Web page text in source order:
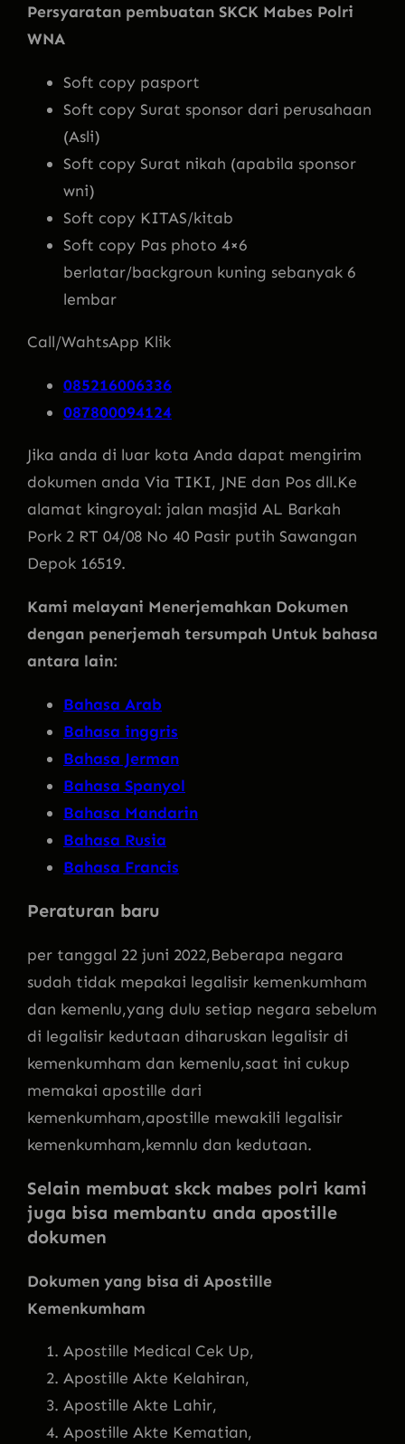
Persyaratan pembuatan SKCK Mabes Polri
WNA
Soft copy pasport
Soft copy Surat sponsor dari perusahaan
(Asli)
Soft copy Surat nikah (apabila sponsor
wni)
Soft copy KITAS/kitab
Soft copy Pas photo 4×6
berlatar/backgroun kuning sebanyak 6
lembar
Call/WahtsApp Klik
085216006336
087800094124
Jika anda di luar kota Anda dapat mengirim
dokumen anda Via TIKI, JNE dan Pos dll.Ke
alamat kingroyal: jalan masjid AL Barkah
Pork 2 RT 04/08 No 40 Pasir putih Sawangan
Depok 16519.
Kami melayani Menerjemahkan Dokumen
dengan penerjemah tersumpah Untuk bahasa
antara lain:
Bahasa Arab
Bahasa inggris
Bahasa Jerman
Bahasa Spanyol
Bahasa Mandarin
Bahasa Rusia
Bahasa Francis
Peraturan baru
per tanggal 22 juni 2022,Beberapa negara
sudah tidak mepakai legalisir kemenkumham
dan kemenlu,yang dulu setiap negara sebelum
di legalisir kedutaan diharuskan legalisir di
kemenkumham dan kemenlu,saat ini cukup
memakai apostille dari
kemenkumham,apostille mewakili legalisir
kemenkumham,kemnlu dan kedutaan.
Selain membuat skck mabes polri kami
juga bisa membantu anda apostille
dokumen
Dokumen yang bisa di Apostille
Kemenkumham
Apostille Medical Cek Up,
Apostille Akte Kelahiran,
Apostille Akte Lahir,
Apostille Akte Kematian,